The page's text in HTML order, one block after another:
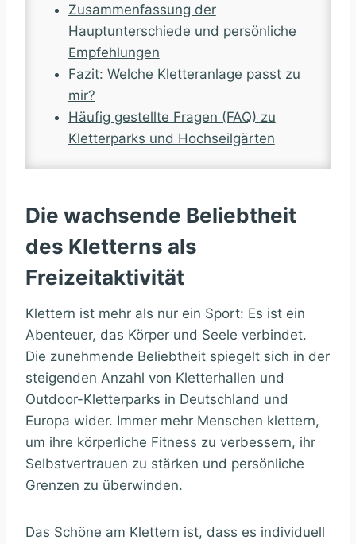
Zusammenfassung der
Hauptunterschiede und persönliche
Empfehlungen
Fazit: Welche Kletteranlage passt zu
mir?
Häufig gestellte Fragen (FAQ) zu
Kletterparks und Hochseilgärten
Die wachsende Beliebtheit
des Kletterns als
Freizeitaktivität
Klettern ist mehr als nur ein Sport: Es ist ein
Abenteuer, das Körper und Seele verbindet.
Die zunehmende Beliebtheit spiegelt sich in der
steigenden Anzahl von Kletterhallen und
Outdoor-Kletterparks in Deutschland und
Europa wider. Immer mehr Menschen klettern,
um ihre körperliche Fitness zu verbessern, ihr
Selbstvertrauen zu stärken und persönliche
Grenzen zu überwinden.
Das Schöne am Klettern ist, dass es individuell